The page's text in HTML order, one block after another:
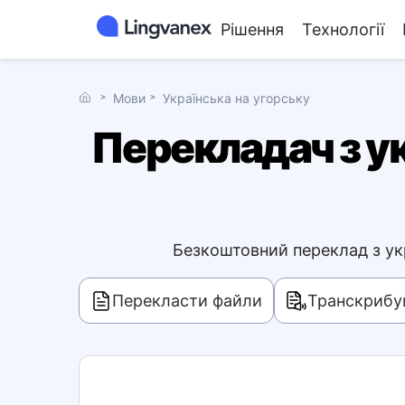
Рішення Технології
˃ Мови ˃ Українська на угорську
Перекладач з
Безкоштовний переклад з
Перекласти файли